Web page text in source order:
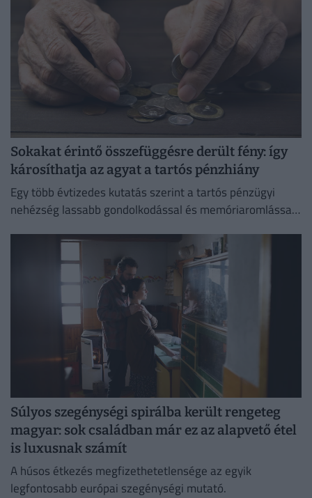
Sokakat érintő összefüggésre derült fény: így
károsíthatja az agyat a tartós pénzhiány
Egy több évtizedes kutatás szerint a tartós pénzügyi
nehézség lassabb gondolkodással és memóriaromlással
Súlyos szegénységi spirálba került rengeteg
magyar: sok családban már ez az alapvető étel
is luxusnak számít
A húsos étkezés megfizethetetlensége az egyik
legfontosabb európai szegénységi mutató.